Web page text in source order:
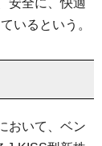
安全に、快適
いるという。
おいて、ベン